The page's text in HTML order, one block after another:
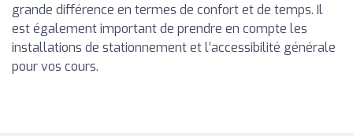
grande différence en termes de confort et de temps. Il
est également important de prendre en compte les
installations de stationnement et l’accessibilité générale
pour vos cours.